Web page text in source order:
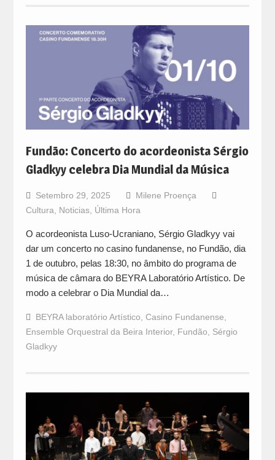
Fundão: Concerto do acordeonista Sérgio
Gladkyy celebra Dia Mundial da Música
Setembro 29, 2025
Milene Proença
Cultura
Noticias, Última Hora
O acordeonista Luso-Ucraniano, Sérgio Gladkyy vai
dar um concerto no casino fundanense, no Fundão, dia
1 de outubro, pelas 18:30, no âmbito do programa de
música de câmara do BEYRA Laboratório Artístico. De
modo a celebrar o Dia Mundial da…
BEYRA laboratório Artístico Casino Fundanense
Ensemble Orquestral da Beira Interior, Fundão
Sérgio
Gladkyy